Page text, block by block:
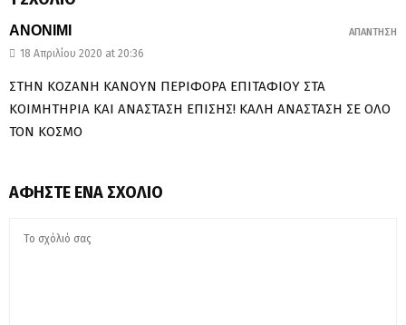
ΑΝΟΝΙΜΙ
18 Απριλίου 2020 at 20:36
ΣΤΗΝ ΚΟΖΑΝΗ ΚΑΝΟΥΝ ΠΕΡΙΦΟΡΑ ΕΠΙΤΑΦΙΟΥ ΣΤΑ
ΚΟΙΜΗΤΗΡΙΑ ΚΑΙ ΑΝΑΣΤΑΣΗ ΕΠΙΣΗΣ! ΚΑΛΗ ΑΝΑΣΤΑΣΗ ΣΕ ΟΛΟ
ΤΟΝ ΚΟΣΜΟ
ΑΠΆΝΤΗΣΗ
ΑΦΉΣΤΕ ΈΝΑ ΣΧΌΛΙΟ